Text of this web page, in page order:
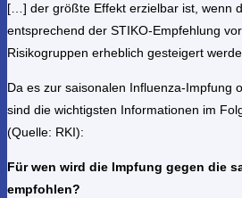
[…] der größte Effekt erzielbar ist, wenn
entsprechend der STIKO-Empfehlung
Risikogruppen erheblich gesteigert
Da es zur saisonalen Influenza-Impfung
sind die wichtigsten Informationen im
(Quelle: RKI):
Für wen wird die Impfung gegen die
empfohlen?